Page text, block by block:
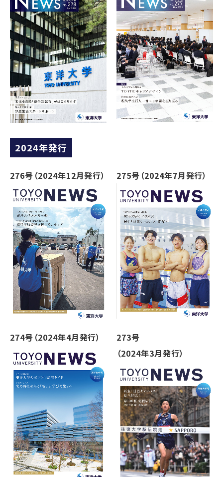
2024年発行
276号（2024年12月発行） 275号（2024年7月発行）
274号（2024年4月発行）
273号
（2024年3月発行）